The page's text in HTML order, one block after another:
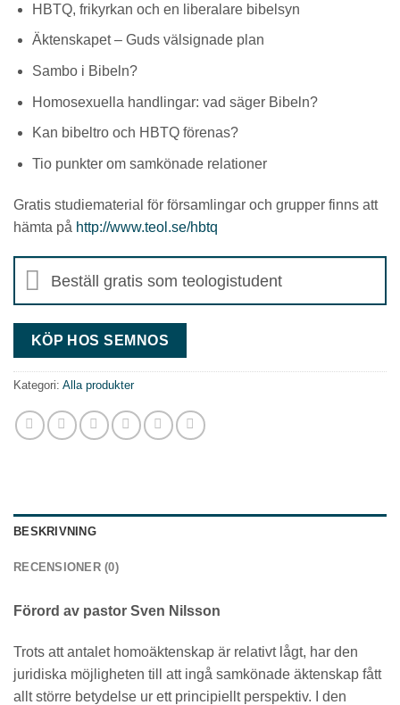
HBTQ, frikyrkan och en liberalare bibelsyn
Äktenskapet – Guds välsignade plan
Sambo i Bibeln?
Homosexuella handlingar: vad säger Bibeln?
Kan bibeltro och HBTQ förenas?
Tio punkter om samkönade relationer
Gratis studiematerial för församlingar och grupper finns att
hämta på http://www.teol.se/hbtq
Beställ gratis som teologistudent
KÖP HOS SEMNOS
Kategori: Alla produkter
BESKRIVNING
RECENSIONER (0)
Förord av pastor Sven Nilsson
Trots att antalet homoäktenskap är relativt lågt, har den
juridiska möjligheten till att ingå samkönade äktenskap fått
allt större betydelse ur ett principiellt perspektiv. I den